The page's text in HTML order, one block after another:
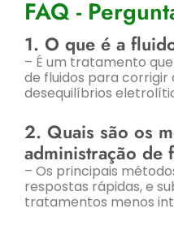
FAQ -
1. O que é a
– É um tratamento
de fluidos para corrigir
desequilíbrios
2. Quais são os
administração de
– Os principais
respostas rápidas, e
tratamentos menos